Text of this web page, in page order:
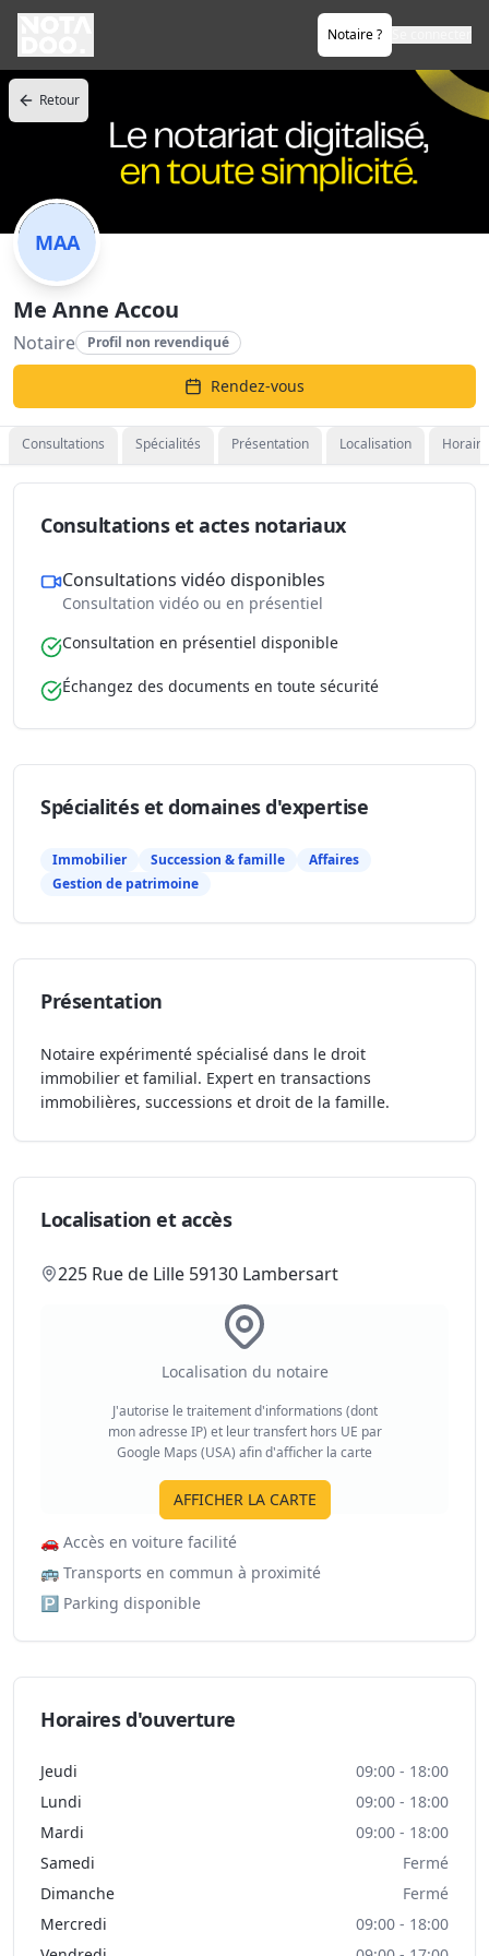
Notaire ?
Retour
MAA
Me Anne Accou
Notaire Profil non revendiqué
Rendez-vous
Consultations Spécialités Présentation Localisation
Consultations et actes notariaux
Consultations vidéo disponibles
Consultation vidéo ou en présentiel
Consultation en présentiel disponible
Échangez des documents en toute sécurité
Spécialités et domaines d'expertise
Immobilier Succession & famille
Affaires
Gestion de patrimoine
Présentation
Notaire expérimenté spécialisé dans le droit
immobilier et familial. Expert en transactions
immobilières, successions et droit de la famille.
Localisation et accès
225 Rue de Lille 59130 Lambersart
Localisation du notaire
J'autorise le traitement d'informations (dont
mon adresse IP) et leur transfert hors UE par
Google Maps (USA) afin d'afficher la carte
AFFICHER LA CARTE
🚗 Accès en voiture facilité
🚌 Transports en commun à proximité
🅿️ Parking disponible
Horaires d'ouverture
Jeudi
09:00 - 18:00
Lundi
09:00 - 18:00
Mardi
09:00 - 18:00
Samedi
Fermé
Dimanche
Fermé
Mercredi
09:00 - 18:00